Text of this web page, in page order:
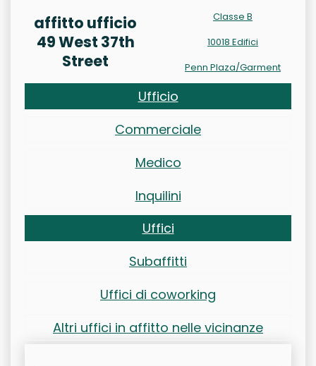
affitto ufficio
49 West 37th
Street
Classe B
10018 Edifici
Penn Plaza/Garment
Ufficio
Commerciale
Medico
Inquilini
Uffici
Subaffitti
Uffici di coworking
Altri uffici in affitto nelle vicinanze